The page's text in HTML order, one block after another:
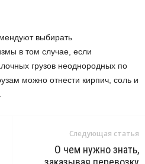
выбирать
в том случае, если
грузов неоднородных по
можно отнести кирпич, соль и
Следующая статья
О чем нужно знать,